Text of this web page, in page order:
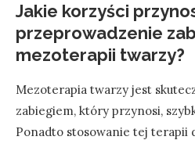
Jakie korzyści
przeprowadzenie
mezoterapii twarzy?
Mezoterapia twarzy jest
zabiegiem, który przynosi,
Ponadto stosowanie tej terapii